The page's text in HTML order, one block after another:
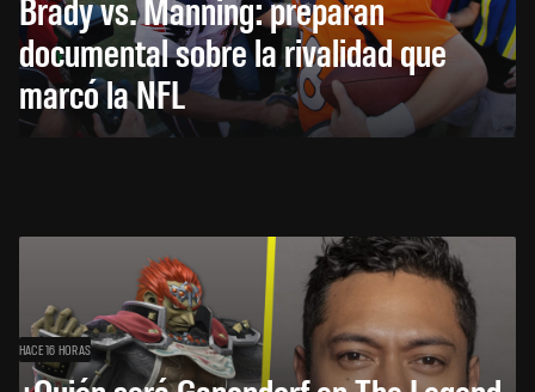
documental sobre la rivalidad que
marcó la NFL
HACE 16 HORAS